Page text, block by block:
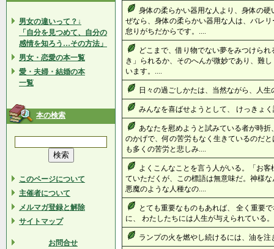
男女の違いって？↓
「自分を見つめて、自分の
感情を知ろう…その方法」
男女・恋愛の本一覧
愛・夫婦・結婚の本
一覧
本の検索
このページについて
主催者について
メルマガ登録と解除
サイトマップ
お問合せ
身体の柔らかい器用な人より、身体の
ぜなら、身体の柔らかい器用な人は、バレ
怠りがちだからです。....
どこまで、借り物でない夢をみつけら
き」られるか、そのへんが微妙であり、難
います。....
日々の過ごしかたは、当然ながら、人
みんなを喜ばせようとして、 けっきょ
あなたを慰めようと試みている者が時
のかげで、何の苦労もなく生きているのだ
も多くの苦労と悲しみ....
よくこんなことを言う人がいる。「お
ていただくが、この標語は無意味だ。神様
悪魔のような人種なの....
とても重要なものもあれば、 全く重要
に、 わたしたちには人生が与えられている
ランプの火を燃やし続けるには、油を